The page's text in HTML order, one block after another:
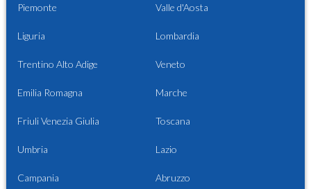
Piemonte Valle d'Aosta
Liguria Lombardia
Trentino Alto Adige Veneto
Emilia Romagna Marche
Friuli Venezia Giulia Toscana
Umbria Lazio
Campania Abruzzo